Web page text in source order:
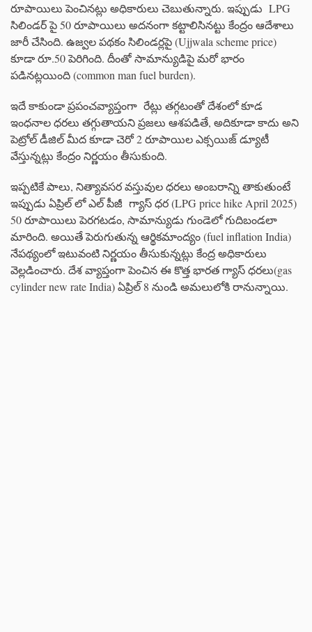
రూపాయిలు పెంచినట్లు అధికారులు చెబుతున్నారు. ఇప్పుడు LPG
సిలిండర్ పై 50 రూపాయిలు అదనంగా కట్టాలిసినట్టు కేంద్రం ఆదేశాలు
జారీ చేసింది. ఉజ్వల పథకం సిలిండర్లపై (Ujjwala scheme price)
కూడా రూ.50 పెరిగింది. దీంతో సామాన్యుడిపై మరో భారం
పడినట్లయింది (common man fuel burden).
ఇదే కాకుండా ప్రపంచవ్యాప్తంగా రేట్లు తగ్గటంతో దేశంలో కూడ
ఇంధనాల ధరలు తగ్గుతాయని ప్రజలు ఆశపడితే, అదికూడా కాదు అని
పెట్రోల్ డీజిల్ మీద కూడా చెరో 2 రూపాయిల ఎక్సయిజ్ డ్యూటీ
వేస్తున్నట్లు కేంద్రం నిర్ణయం తీసుకుంది.
ఇప్పటికే పాలు, నిత్యావసర వస్తువుల ధరలు అంబరాన్ని తాకుతుంటే
ఇప్పుడు ఏప్రిల్ లో ఎల్ పీజీ గ్యాస్ ధర (LPG price hike April 2025)
50 రూపాయిలు పెరగటడం, సామాన్యుడు గుండెలో గుదిబండలా
మారింది. అయితే పెరుగుతున్న ఆర్థికమాంద్యం (fuel inflation India)
నేపథ్యంలో ఇటువంటి నిర్ణయం తీసుకున్నట్లు కేంద్ర అధికారులు
వెల్లడించారు. దేశ వ్యాప్తంగా పెంచిన ఈ కొత్త భారత గ్యాస్ ధరలు(gas
cylinder new rate India) ఏప్రిల్ 8 నుండి అమలులోకి రానున్నాయి.